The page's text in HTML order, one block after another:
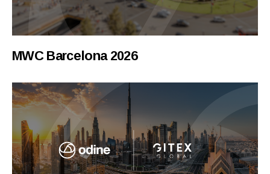
MWC Barcelona 2026